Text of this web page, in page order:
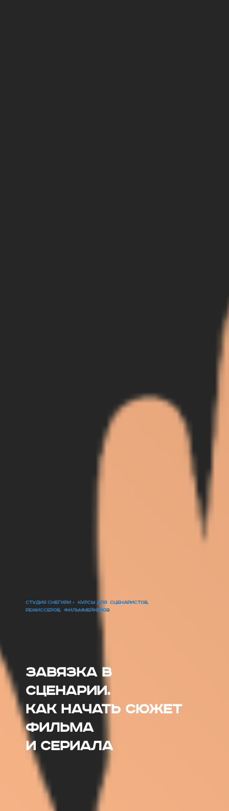
СТУДИЯ СНЕГИРИ - КУРСЫ ДЛЯ СЦЕНАРИСТОВ,
РЕЖИССЕРОВ, ФИЛЬММЕЙКЕРОВ
Завязка в
сценарии.
Как начать сюжет
фильма
и сериала